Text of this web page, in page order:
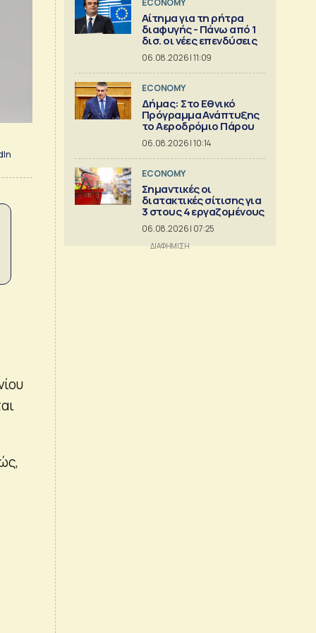
ECONOMY
Αίτημα για τη ρήτρα
διαφυγής - Πάνω από 1
δισ. οι νέες επενδύσεις
06.08.2026 | 11:09
ECONOMY
Δήμας: Στο Εθνικό
Πρόγραμμα Ανάπτυξης
το Αεροδρόμιο Πάρου
06.08.2026 | 10:14
ECONOMY
Σημαντικές οι
διατακτικές σίτισης για
3 στους 4 εργαζομένους
06.08.2026 | 07:25